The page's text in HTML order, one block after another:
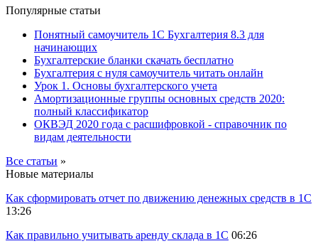
Популярные статьи
Понятный самоучитель 1С Бухгалтерия 8.3 для
начинающих
Бухгалтерские бланки скачать бесплатно
Бухгалтерия с нуля самоучитель читать онлайн
Урок 1. Основы бухгалтерского учета
Амортизационные группы основных средств 2020:
полный классификатор
ОКВЭД 2020 года с расшифровкой - справочник по
видам деятельности
Все статьи »
Новые материалы
Как сформировать отчет по движению денежных средств в 1С
13:26
Как правильно учитывать аренду склада в 1С 06:26